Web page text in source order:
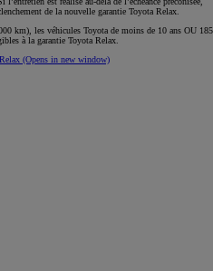
agréé selon les préconisations constructeur figurant
l’entretien est réaliséau-delà de l’échéancepréconisée,
de la nouvelle garantie Toyota Relax.
km), les véhicules Toyota de moins de 10 ans
à la garantie Toyota Relax.